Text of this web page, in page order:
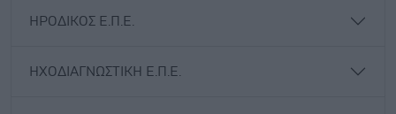
ΗΡΟΔΙΚΟΣ Ε.Π.Ε.
ΗΧΟΔΙΑΓΝΩΣΤΙΚΗ Ε.Π.Ε.